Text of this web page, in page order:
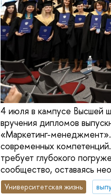
4 июля в кампусе Высшей
вручения дипломов
«Маркетинг-
современных
требует глубокого
сообщество, оставаясь
Университетская жизнь